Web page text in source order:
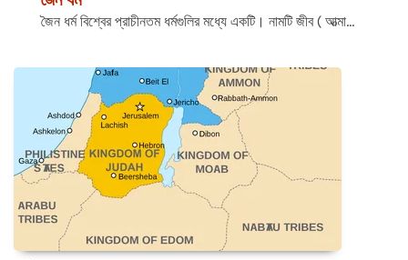
জৈন ধর্ম বিশ্বের প্রাচীনতম ধর্মগুলির মধ্যে একটি। নামটি জীব ( আত্মা...